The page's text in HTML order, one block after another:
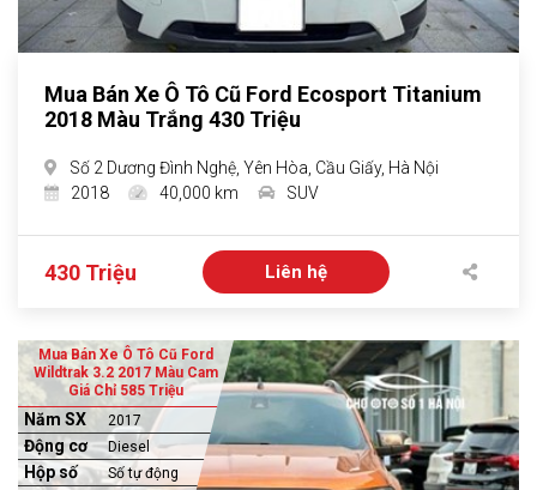
Mua Bán Xe Ô Tô Cũ Ford Ecosport Titanium
2018 Màu Trắng 430 Triệu
Số 2 Dương Đình Nghệ, Yên Hòa, Cầu Giấy, Hà Nội
2018
40,000 km SUV
430 Triệu Liên hệ
Mua Bán Xe Ô Tô Cũ Ford
Wildtrak 3.2 2017 Màu Cam
Giá Chỉ 585 Triệu
Năm SX 2017
Động cơ Diesel
Hộp số Số tự động